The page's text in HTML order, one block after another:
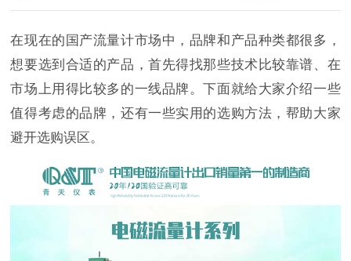
在现在的国产流量计市场中，品牌和产品种类都很多，
想要选到合适的产品，首先得找那些技术比较靠谱、在
市场上用得比较多的一线品牌。下面就给大家介绍一些
值得考虑的品牌，还有一些实用的选购方法，帮助大家
避开选购误区。